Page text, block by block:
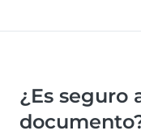
¿Es seguro